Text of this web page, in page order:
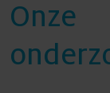
Onze